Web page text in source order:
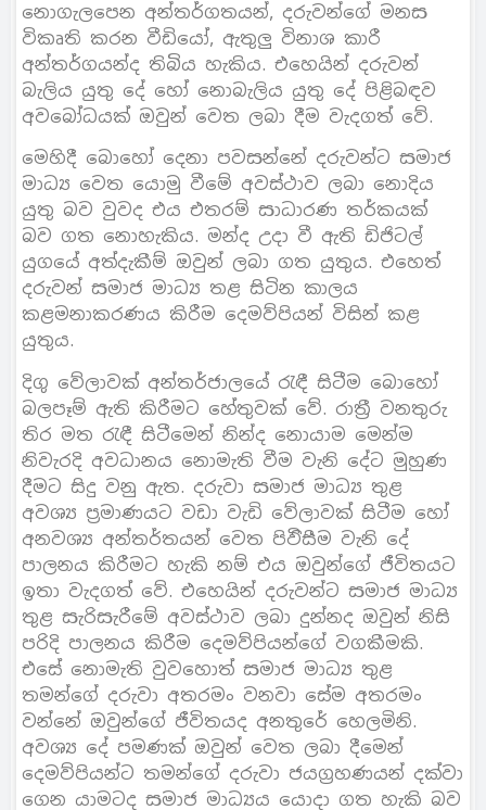
නොගැලපෙන අන්තර්ගතයන්, දරුවන්ගේ මනස
විකෘති කරන වීඩියෝ, ඇතුලු විනාශ කාරී
අන්තර්ගයන්ද තිබිය හැකිය. එහෙයින් දරුවන්
බැලිය යුතු දේ හෝ නොබැලිය යුතු දේ පිළිබඳව
අවබෝධයක් ඔවුන් වෙත ලබා දීම වැදගත් වේ.
මෙහිදී බොහෝ දෙනා පවසන්නේ දරුවන්ට සමාජ
මාධ්‍ය වෙත යොමු වීමේ අවස්ථාව ලබා නොදිය
යුතු බව වුවද එය එතරම් සාධාරණ තර්කයක්
බව ගත නොහැකිය. මන්ද උදා වී ඇති ඩිජිටල්
යුගයේ අත්දැකීම් ඔවුන් ලබා ගත යුතුය. එහෙත්
දරුවන් සමාජ මාධ්‍ය තළ සිටින කාලය
කළමනාකරණය කිරීම දෙමව්පියන් විසින් කළ
යුතුය.
දිගු වේලාවක් අන්තර්ජාලයේ රැඳී සිටීම බොහෝ
බලපෑම් ඇති කිරීමට හේතුවක් වේ. රාත්‍රී වනතුරු
තිර මත රැඳී සිටීමෙන් නින්ද නොයාම මෙන්ම
නිවැරදි අවධානය නොමැති වීම වැනි දේට මුහුණ
දීමට සිදු වනු ඇත. දරුවා සමාජ මාධ්‍ය තුළ
අවශ්‍ය ප්‍රමාණයට වඩා වැඩි වේලාවක් සිටීම හෝ
අනවශ්‍ය අන්තර්තයන් වෙත පිවිිසීම වැනි දේ
පාලනය කිරීමට හැකි නම් එය ඔවුන්ගේ ජීවිතයට
ඉතා වැදගත් වේ. එහෙයින් දරුවන්ට සමාජ මාධ්‍ය
තුළ සැරිසැරීමේ අවස්ථාව ලබා දුන්නද ඔවුන් නිසි
පරිදි පාලනය කිරීම දෙමව්පියන්ගේ වගකීමකි.
එසේ නොමැති වුවහොත් සමාජ මාධ්‍ය තුළ
තමන්ගේ දරුවා අතරමං වනවා සේම අතරමං
වන්නේ ඔවුන්ගේ ජීවිතයද අනතුරේ හෙලමිනි.
අවශ්‍ය දේ පමණක් ඔවුන් වෙත ලබා දීමෙන්
දෙමව්පියන්ට තමන්ගේ දරුවා ජයග්‍රහණයන් දක්වා
ගෙන යාමටද සමාජ මාධ්‍යය යොදා ගත හැකි බව